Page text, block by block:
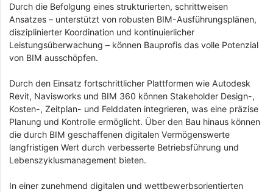
Durch die Befolgung eines strukturierten, schrittweisen
Ansatzes – unterstützt von robusten BIM-Ausführungsplänen,
disziplinierter Koordination und kontinuierlicher
Leistungsüberwachung – können Bauprofis das volle Potenzial
von BIM ausschöpfen.
Durch den Einsatz fortschrittlicher Plattformen wie Autodesk
Revit, Navisworks und BIM 360 können Stakeholder Design-,
Kosten-, Zeitplan- und Felddaten integrieren, was eine präzise
Planung und Kontrolle ermöglicht. Über den Bau hinaus können
die durch BIM geschaffenen digitalen Vermögenswerte
langfristigen Wert durch verbesserte Betriebsführung und
Lebenszyklusmanagement bieten.
In einer zunehmend digitalen und wettbewerbsorientierten